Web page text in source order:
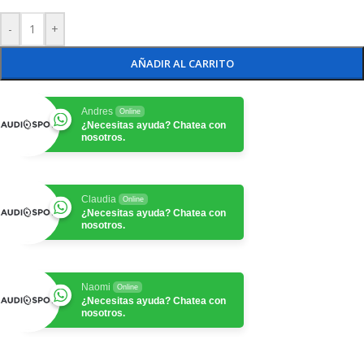
- +
AÑADIR AL CARRITO
Andres Online
¿Necesitas ayuda? Chatea con
nosotros.
Claudia Online
¿Necesitas ayuda? Chatea con
nosotros.
Naomi Online
¿Necesitas ayuda? Chatea con
nosotros.